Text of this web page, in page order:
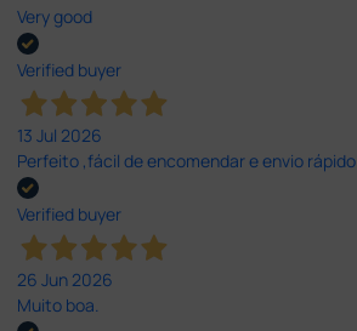
Very good
Verified buyer
13 Jul 2026
Perfeito ,fácil de encomendar e envio rápido
Verified buyer
26 Jun 2026
Muito boa.